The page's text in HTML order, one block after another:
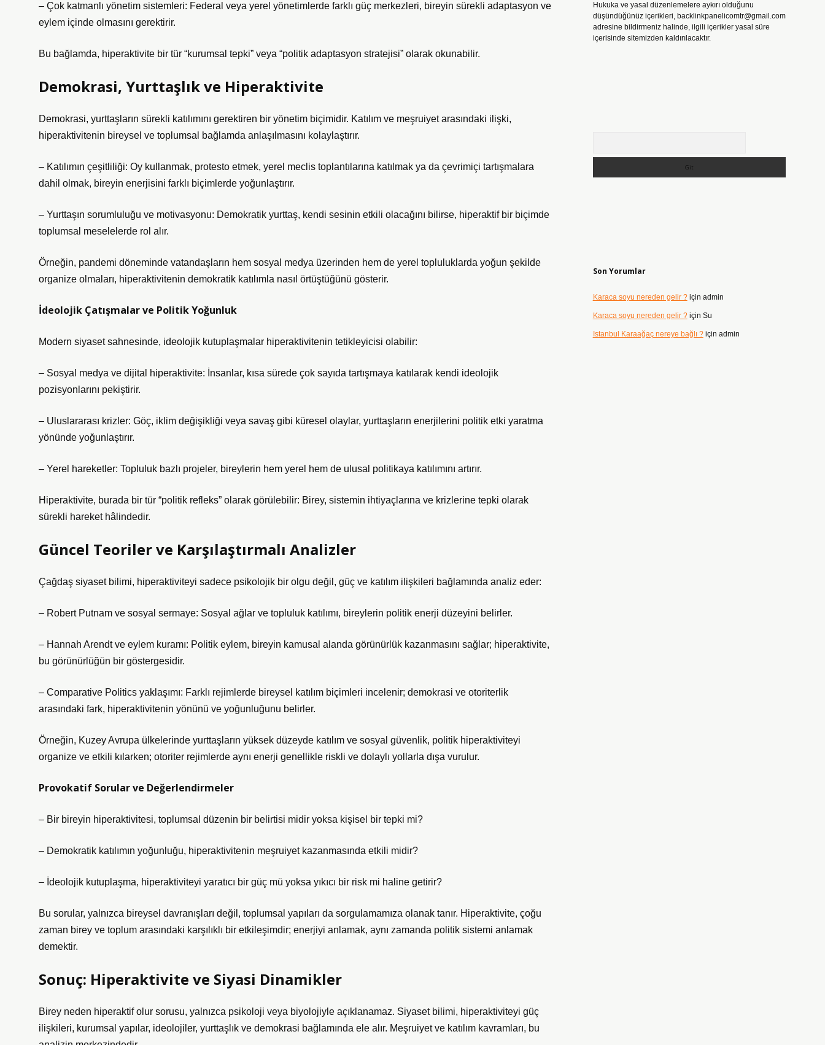
– Çok katmanlı yönetim sistemleri: Federal veya yerel yönetimlerde farklı güç merkezleri, bireyin sürekli adaptasyon ve
eylem içinde olmasını gerektirir.
Bu bağlamda, hiperaktivite bir tür “kurumsal tepki” veya “politik adaptasyon stratejisi” olarak okunabilir.
Demokrasi, Yurttaşlık ve Hiperaktivite
Demokrasi, yurttaşların sürekli katılımını gerektiren bir yönetim biçimidir. Katılım ve meşruiyet arasındaki ilişki,
hiperaktivitenin bireysel ve toplumsal bağlamda anlaşılmasını kolaylaştırır.
– Katılımın çeşitliliği: Oy kullanmak, protesto etmek, yerel meclis toplantılarına katılmak ya da çevrimiçi tartışmalara
dahil olmak, bireyin enerjisini farklı biçimlerde yoğunlaştırır.
– Yurttaşın sorumluluğu ve motivasyonu: Demokratik yurttaş, kendi sesinin etkili olacağını bilirse, hiperaktif bir biçimde
toplumsal meselelerde rol alır.
Örneğin, pandemi döneminde vatandaşların hem sosyal medya üzerinden hem de yerel topluluklarda yoğun şekilde
organize olmaları, hiperaktivitenin demokratik katılımla nasıl örtüştüğünü gösterir.
İdeolojik Çatışmalar ve Politik Yoğunluk
Modern siyaset sahnesinde, ideolojik kutuplaşmalar hiperaktivitenin tetikleyicisi olabilir:
– Sosyal medya ve dijital hiperaktivite: İnsanlar, kısa sürede çok sayıda tartışmaya katılarak kendi ideolojik
pozisyonlarını pekiştirir.
– Uluslararası krizler: Göç, iklim değişikliği veya savaş gibi küresel olaylar, yurttaşların enerjilerini politik etki yaratma
yönünde yoğunlaştırır.
– Yerel hareketler: Topluluk bazlı projeler, bireylerin hem yerel hem de ulusal politikaya katılımını artırır.
Hiperaktivite, burada bir tür “politik refleks” olarak görülebilir: Birey, sistemin ihtiyaçlarına ve krizlerine tepki olarak
sürekli hareket hâlindedir.
Güncel Teoriler ve Karşılaştırmalı Analizler
Çağdaş siyaset bilimi, hiperaktiviteyi sadece psikolojik bir olgu değil, güç ve katılım ilişkileri bağlamında analiz eder:
– Robert Putnam ve sosyal sermaye: Sosyal ağlar ve topluluk katılımı, bireylerin politik enerji düzeyini belirler.
– Hannah Arendt ve eylem kuramı: Politik eylem, bireyin kamusal alanda görünürlük kazanmasını sağlar; hiperaktivite,
bu görünürlüğün bir göstergesidir.
– Comparative Politics yaklaşımı: Farklı rejimlerde bireysel katılım biçimleri incelenir; demokrasi ve otoriterlik
arasındaki fark, hiperaktivitenin yönünü ve yoğunluğunu belirler.
Örneğin, Kuzey Avrupa ülkelerinde yurttaşların yüksek düzeyde katılım ve sosyal güvenlik, politik hiperaktiviteyi
organize ve etkili kılarken; otoriter rejimlerde aynı enerji genellikle riskli ve dolaylı yollarla dışa vurulur.
Provokatif Sorular ve Değerlendirmeler
– Bir bireyin hiperaktivitesi, toplumsal düzenin bir belirtisi midir yoksa kişisel bir tepki mi?
– Demokratik katılımın yoğunluğu, hiperaktivitenin meşruiyet kazanmasında etkili midir?
– İdeolojik kutuplaşma, hiperaktiviteyi yaratıcı bir güç mü yoksa yıkıcı bir risk mi haline getirir?
Bu sorular, yalnızca bireysel davranışları değil, toplumsal yapıları da sorgulamamıza olanak tanır. Hiperaktivite, çoğu
zaman birey ve toplum arasındaki karşılıklı bir etkileşimdir; enerjiyi anlamak, aynı zamanda politik sistemi anlamak
demektir.
Sonuç: Hiperaktivite ve Siyasi Dinamikler
Birey neden hiperaktif olur sorusu, yalnızca psikoloji veya biyolojiyle açıklanamaz. Siyaset bilimi, hiperaktiviteyi güç
ilişkileri, kurumsal yapılar, ideolojiler, yurttaşlık ve demokrasi bağlamında ele alır. Meşruiyet ve katılım kavramları, bu
Hukuka ve yasal düzenlemelere aykırı olduğunu
düşündüğünüz içerikleri, backlinkpanelicomtr@gmail.com
adresine bildirmeniz halinde, ilgili içerikler yasal süre
içerisinde sitemizden kaldırılacaktır.
Son Yorumlar
Karaca soyu nereden gelir ?için admin
Karaca soyu nereden gelir ?için Su
Istanbul Karaağaç nereye bağlı ?için admin